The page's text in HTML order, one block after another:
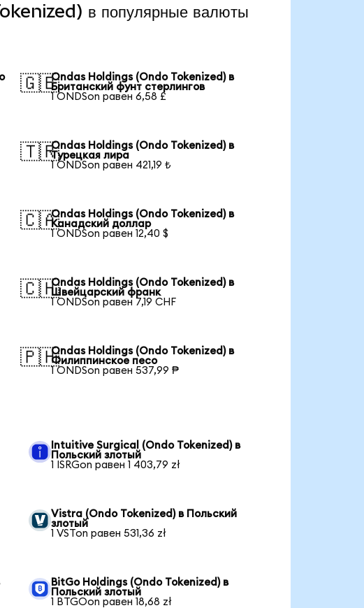
в популярные валюты
🇬🇧Ondas Holdings (Ondo Tokenized) в
Британский фунт стерлингов
1 ONDSon равен 6,58 £
🇹🇷Ondas Holdings (Ondo Tokenized) в
Турецкая лира
1 ONDSon равен 421,19 ₺
🇨🇦Ondas Holdings (Ondo Tokenized) в
Канадский доллар
1 ONDSon равен 12,40 $
🇨🇭Ondas Holdings (Ondo Tokenized) в
Швейцарский франк
1 ONDSon равен 7,19 CHF
🇵🇭Ondas Holdings (Ondo Tokenized) в
Филиппинское песо
1 ONDSon равен 537,99 ₱
Intuitive Surgical (Ondo Tokenized) в
Польский злотый
1 ISRGon равен 1 403,79 zł
Vistra (Ondo Tokenized) в Польский
злотый
1 VSTon равен 531,36 zł
BitGo Holdings (Ondo Tokenized) в
Польский злотый
1 BTGOon равен 18,68 zł